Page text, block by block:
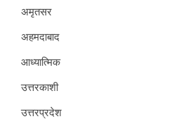
अमृतसर
अहमदाबाद
आध्यात्मिक
उत्तरकाशी
उत्तरप्रदेश